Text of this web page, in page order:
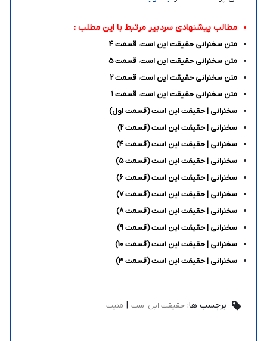
مطالب پیشنهادی سردبیر مرتبط با این مطلب :
متن سخنرانی حقیقت این است، قسمت 4
متن سخنرانی حقیقت این است، قسمت 5
متن سخنرانی حقیقت این است، قسمت 2
متن سخنرانی حقیقت این است، قسمت 1
سخنرانی | حقیقت این است (قسمت اول)
سخنرانی | حقیقت این است (قسمت 2)
سخنرانی | حقیقت این است (قسمت 4)
سخنرانی | حقیقت این است (قسمت 5)
سخنرانی | حقیقت این است (قسمت 6)
سخنرانی | حقیقت این است (قسمت 7)
سخنرانی | حقیقت این است (قسمت 8)
سخنرانی | حقیقت این است (قسمت 9)
سخنرانی | حقیقت این است (قسمت 10)
سخنرانی | حقیقت این است (قسمت 3)
برچسب ها: حقیقت این است | منیت